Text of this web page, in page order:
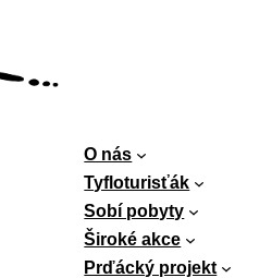
O nás
Tyfloturisťák
Sobí pobyty
Široké akce
Prďácký projekt